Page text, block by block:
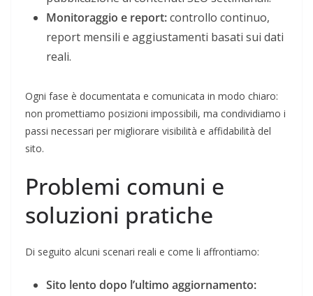
Monitoraggio e report:controllo continuo,
report mensili e aggiustamenti basati sui dati
reali.
Ogni fase è documentata e comunicata in modo chiaro:
non promettiamo posizioni impossibili, ma condividiamo i
passi necessari per migliorare visibilità e affidabilità del
sito.
Problemi comuni e
soluzioni pratiche
Di seguito alcuni scenari reali e come li affrontiamo:
Sito lento dopo l’ultimo aggiornamento: